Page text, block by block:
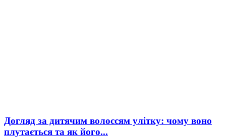
Догляд за дитячим волоссям улітку: чому воно
плутається та як його...